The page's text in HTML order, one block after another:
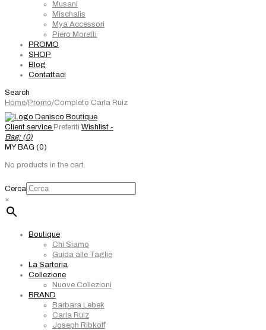
Musani
Mischalis
Mya Accessori
Piero Moretti
PROMO
SHOP
Blog
Contattaci
Search
Home/Promo/Completo Carla Ruiz
Client service Preferiti Wishlist -
Bag: (0)
MY BAG (0)
No products in the cart.
Cerca
×
Boutique
Chi Siamo
Guida alle Taglie
La Sartoria
Collezione
Nuove Collezioni
BRAND
Barbara Lebek
Carla Ruiz
Joseph Ribkoff